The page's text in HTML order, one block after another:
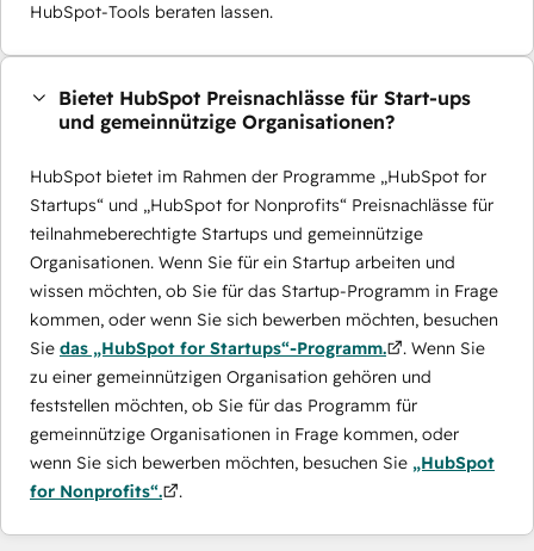
HubSpot-Tools beraten lassen.
Bietet HubSpot Preisnachlässe für Start-ups
und gemeinnützige Organisationen?
HubSpot bietet im Rahmen der Programme „HubSpot for
Startups“ und „HubSpot for Nonprofits“ Preisnachlässe für
teilnahmeberechtigte Startups und gemeinnützige
Organisationen. Wenn Sie für ein Startup arbeiten und
wissen möchten, ob Sie für das Startup-Programm in Frage
kommen, oder wenn Sie sich bewerben möchten, besuchen
Sie das „HubSpot for Startups“-Programm.
. Wenn Sie
zu einer gemeinnützigen Organisation gehören und
feststellen möchten, ob Sie für das Programm für
gemeinnützige Organisationen in Frage kommen, oder
wenn Sie sich bewerben möchten, besuchen Sie „HubSpot
for Nonprofits“.
.